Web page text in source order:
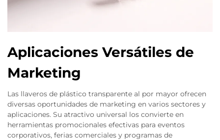
Aplicaciones Versátiles de
Marketing
Las llaveros de plástico transparente al por mayor ofrecen
diversas oportunidades de marketing en varios sectores y
aplicaciones. Su atractivo universal los convierte en
herramientas promocionales efectivas para eventos
corporativos, ferias comerciales y programas de